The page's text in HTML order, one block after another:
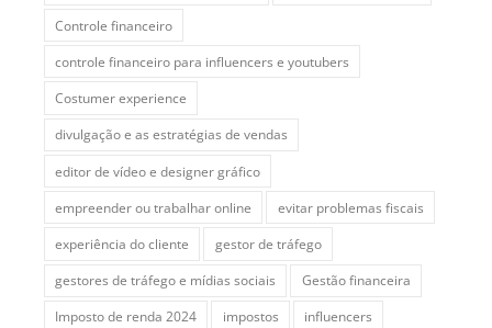
Controle financeiro
controle financeiro para influencers e youtubers
Costumer experience
divulgação e as estratégias de vendas
editor de vídeo e designer gráfico
empreender ou trabalhar online
evitar problemas fiscais
experiência do cliente
gestor de tráfego
gestores de tráfego e mídias sociais
Gestão financeira
Imposto de renda 2024
impostos
influencers